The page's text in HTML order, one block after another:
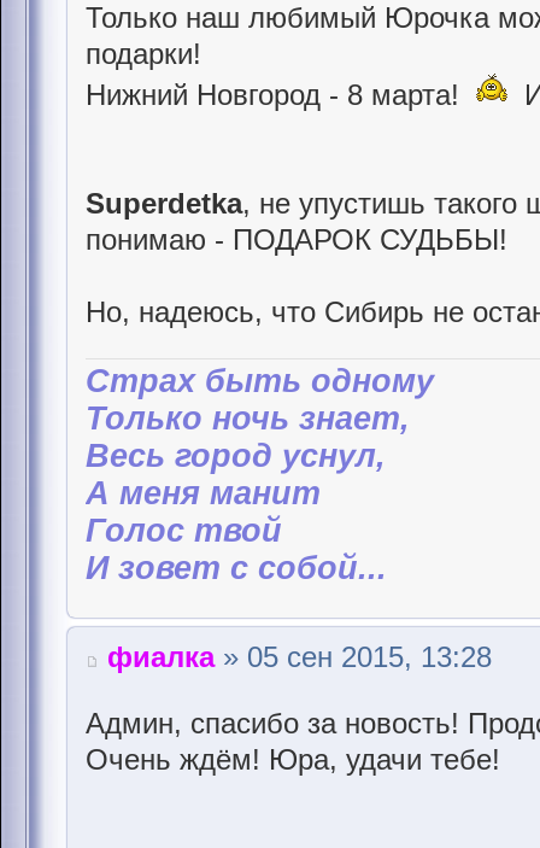
Только наш любимый Юрочка
подарки!
Нижний Новгород - 8 марта!
Superdetka, не упустишь такого
понимаю - ПОДАРОК СУДЬБЫ!
Но, надеюсь, что Сибирь не
Страх быть одному
Только ночь знает,
Весь город уснул,
А меня манит
Голос твой
И зовет с собой...
фиалка» 05 сен 2015, 13:28
Админ, спасибо за новость!
Очень ждём! Юра, удачи тебе!